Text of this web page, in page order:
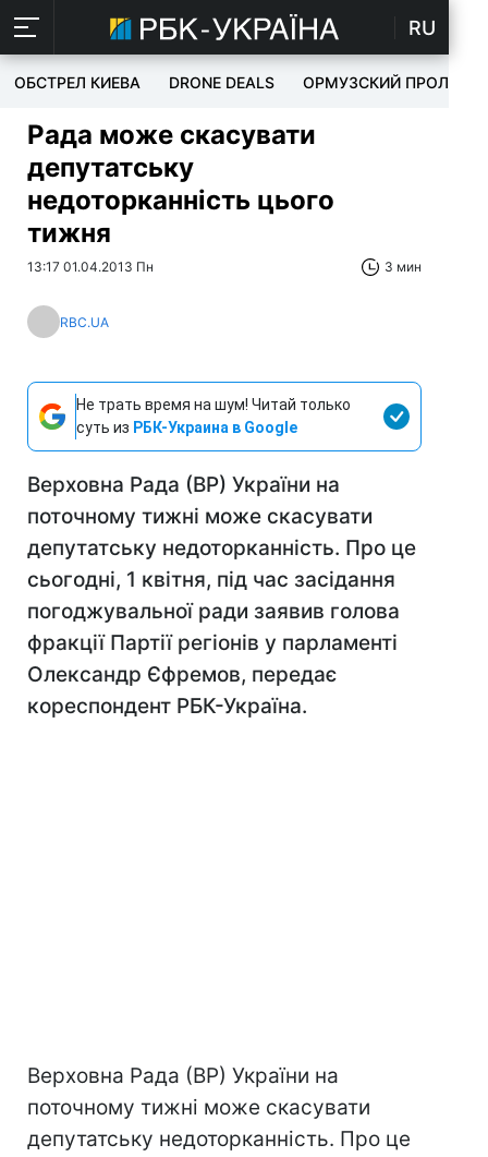
RU
ОБСТРЕЛ КИЕВА DRONE DEALS ОРМУЗСКИЙ ПРОЛИВ
Рада може скасувати
депутатську
недоторканність цього
тижня
13:17 01.04.2013 Пн 3 мин
RBC.UA
Не трать время на шум! Читай только
суть из РБК-Украина в Google
Верховна Рада (ВР) України на
поточному тижні може скасувати
депутатську недоторканність. Про це
сьогодні, 1 квітня, під час засідання
погоджувальної ради заявив голова
фракції Партії регіонів у парламенті
Олександр Єфремов, передає
кореспондент РБК-Україна.
Верховна Рада (ВР) України на
поточному тижні може скасувати
депутатську недоторканність. Про це